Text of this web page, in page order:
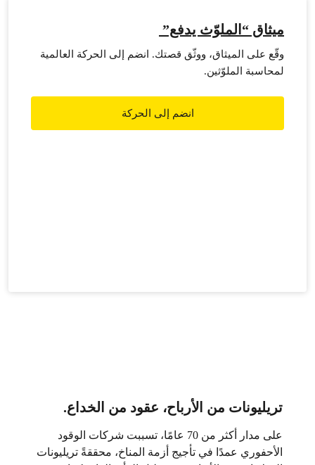
ميثاق “الملوّث يدفع”
وقّع على الميثاق، ووثّق قصتك. انضم إلى الحركة العالمية
لمحاسبة الملوّثين.
انضم إلى الحركة
تريليونات من الأرباح، عقود من الخداع.
على مدار أكثر من 70 عامًا، تسببت شركات الوقود
الأحفوري عمدًا في تأجيج أزمة المناخ، محققةً تريليونات